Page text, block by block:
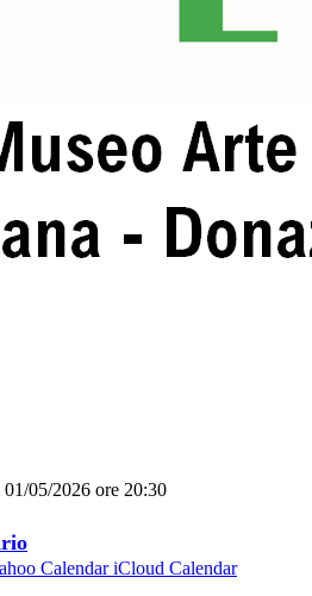
05/2026 ore 20:30
CalendariCloud Calendar